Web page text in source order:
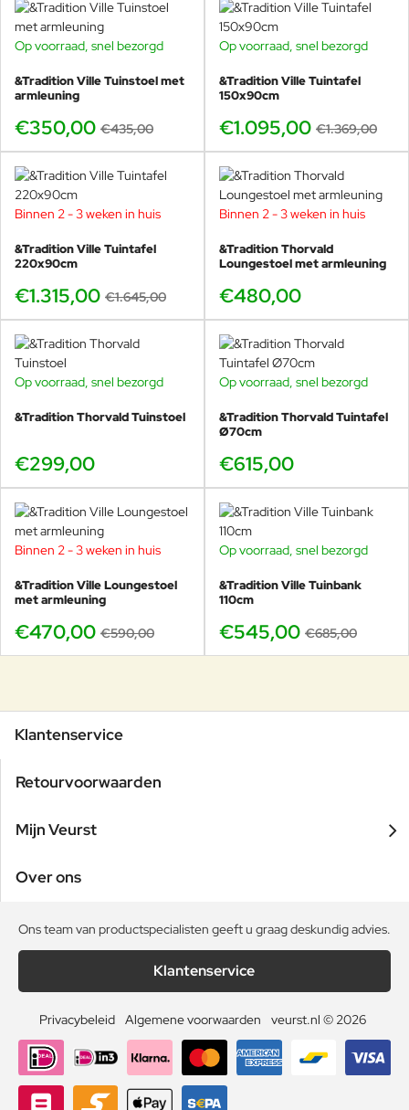
-20%
Op voorraad, snel bezorgd
&Tradition Ville Tuinstoel met
armleuning
€350,00 €435,00
-20%
Op voorraad, snel bezorgd
&Tradition Ville Tuintafel
150x90cm
€1.095,00 €1.369,00
-20%
Binnen 2 - 3 weken in huis
&Tradition Ville Tuintafel
220x90cm
€1.315,00 €1.645,00
Binnen 2 - 3 weken in huis
&Tradition Thorvald
Loungestoel met armleuning
€480,00
Op voorraad, snel bezorgd
&Tradition Thorvald Tuinstoel
€299,00
Op voorraad, snel bezorgd
&Tradition Thorvald Tuintafel
Ø70cm
€615,00
-20%
Binnen 2 - 3 weken in huis
&Tradition Ville Loungestoel
met armleuning
€470,00 €590,00
-20%
Op voorraad, snel bezorgd
&Tradition Ville Tuinbank
110cm
€545,00 €685,00
Klantenservice
Retourvoorwaarden
Mijn Veurst
Over ons
Ons team van productspecialisten geeft u graag deskundig advies.
Klantenservice
Privacybeleid Algemene voorwaarden veurst.nl © 2026